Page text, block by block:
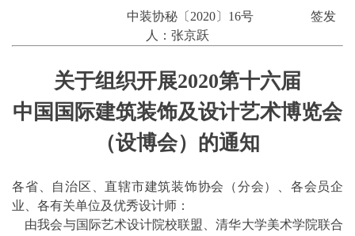
中装协秘〔2020〕16号 签发
人：张京跃
关于组织开展2020第十六届
中国国际建筑装饰及设计艺术博览会
（设博会）的通知
各省、自治区、直辖市建筑装饰协会（分会）、各会员企
业、各有关单位及优秀设计师：
由我会与国际艺术设计院校联盟、清华大学美术学院联合